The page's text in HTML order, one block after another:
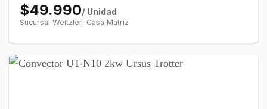
$49.990/ Unidad
Sucursal Weitzler: Casa Matriz